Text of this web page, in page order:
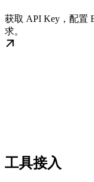
获取 API Key，配置
求。
工具接入